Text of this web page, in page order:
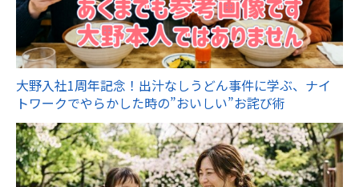
大野入社1周年記念！出汁なしうどん事件に学ぶ、ナイ
トワークでやらかした時の”おいしい”お詫び術